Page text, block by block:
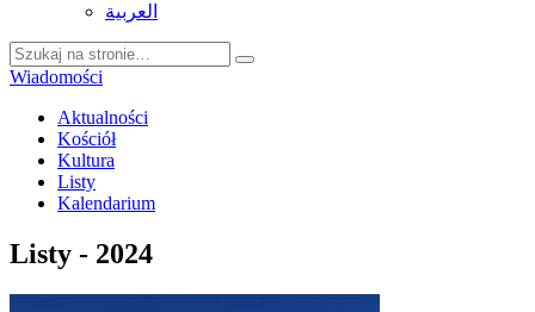
العربية
Wiadomości
Aktualności
Kościół
Kultura
Listy
Kalendarium
Listy - 2024